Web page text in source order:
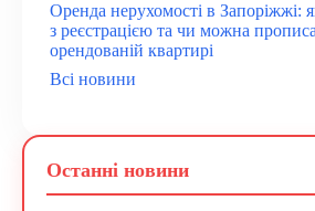
Оренда нерухомості в Запоріжжі:
з реєстрацією та чи можна
орендованій квартирі
Всі новини
Останні новини